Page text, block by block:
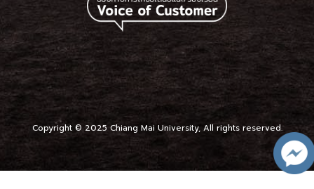
Copyright © 2025 Chiang Mai University, All rights reserved.